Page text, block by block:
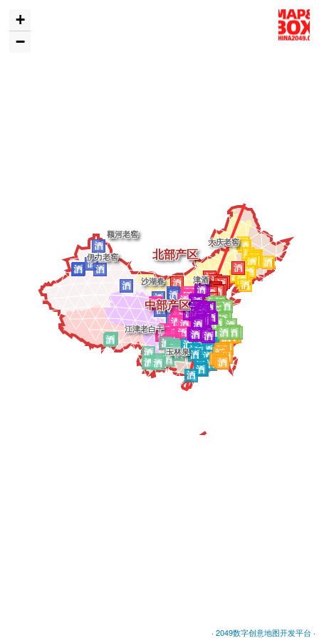
北部产区
中部产区
大庆老窖
津酒
伊力老窖
额河老窖
沙湖春
江津老白干
玉林泉
+
−
· 2049数字创意地图开发平台 ·